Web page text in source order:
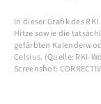
In dieser Grafik des
Hitze sowie die
gefärbten
Celsius. (Quelle: RKI-
Screenshot: